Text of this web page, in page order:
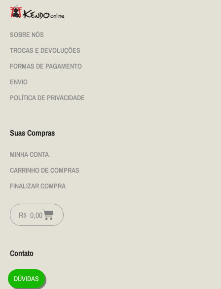
SOBRE NÓS
TROCAS E DEVOLUÇÕES
FORMAS DE PAGAMENTO
ENVIO
POLÍTICA DE PRIVACIDADE
Suas Compras
MINHA CONTA
CARRINHO DE COMPRAS
FINALIZAR COMPRA
R$ 0,00
Contato
DÚVIDAS